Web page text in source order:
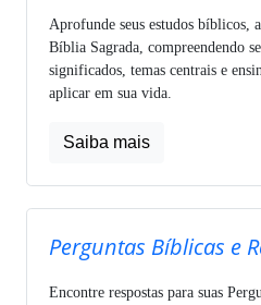
Aprofunde seus estudos bíblicos,
Bíblia Sagrada, compreendendo
significados, temas centrais e
aplicar em sua vida.
Saiba mais
Perguntas Bíblicas e
Encontre respostas para suas